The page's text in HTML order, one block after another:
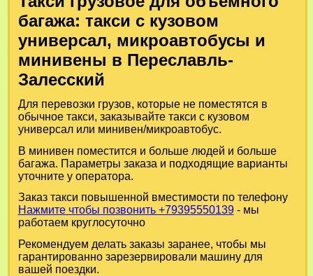
багажа: такси с кузовом
универсал, микроавтобусы и
минивены в Переславль-
Залесский
Для перевозки грузов, которые не поместятся в
обычное такси, заказывайте такси с кузовом
универсал или минивен/микроавтобус.
В минивен поместится и больше людей и больше
багажа. Параметры заказа и подходящие варианты
уточните у оператора.
Заказ такси повышенной вместимости по телефону
Нажмите чтобы позвонить +79395550139- мы
работаем круглосуточно
Рекомендуем делать заказы заранее, чтобы мы
гарантированно зарезервировали машину для
вашей поездки.